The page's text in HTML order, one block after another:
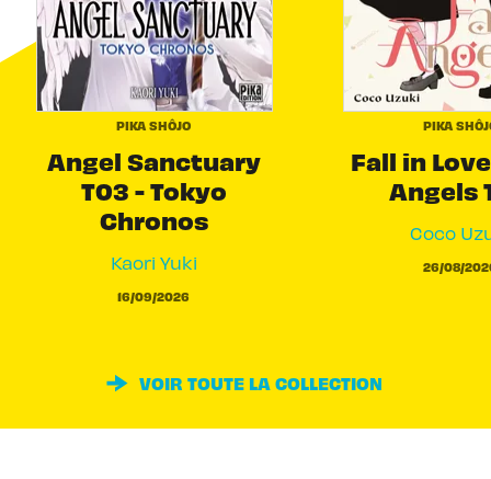
PIKA SHÔJO
Angel Sanctuary
T03 - Tokyo
Chronos
Kaori Yuki
16/09/2026
PIKA
Fall in
Angels
Coco
26/08/
VOIR TOUTE LA COLLECTION